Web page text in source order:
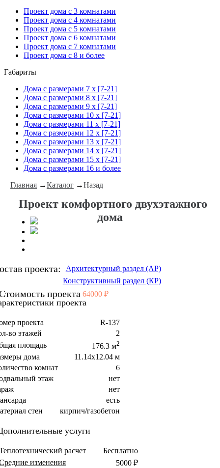
Проект дома с 3 комнатами
Проект дома с 4 комнатами
Проект дома с 5 комнатами
Проект дома с 6 комнатами
Проект дома с 7 комнатами
Проект дома с 8 и более
Габариты
Дома с размерами 7 x [7-21]
Дома с размерами 8 x [7-21]
Дома с размерами 9 x [7-21]
Дома с размерами 10 x [7-21]
Дома с размерами 11 x [7-21]
Дома с размерами 12 x [7-21]
Дома с размерами 13 x [7-21]
Дома с размерами 14 x [7-21]
Дома с размерами 15 x [7-21]
Дома с размерами 16 и более
Главная→Каталог→Назад
Проект комфортного двухэтажного
дома
проекта:
Архитектурный раздел (АР)
Конструктивный раздел (КР)
проекта 64000 ₽
проекта
проекта
R-137
во этажей
2
площадь
176.3 м2
дома
11.14x12.04 м
комнат
6
этаж
нет
нет
есть
стен
кирпич/газобетон
услуги
расчет
Бесплатно
изменения
5000 ₽